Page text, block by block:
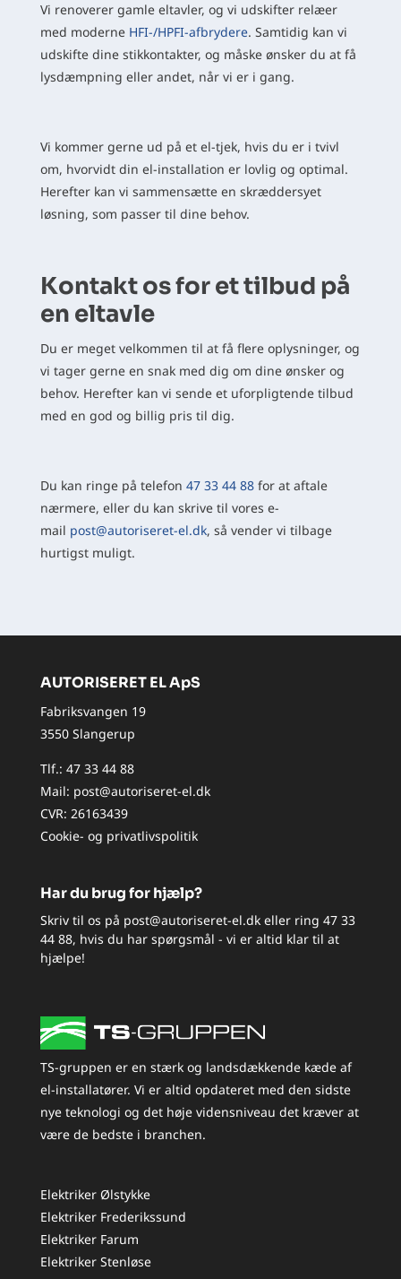
Vi renoverer gamle eltavler, og vi udskifter relæer
med moderne HFI-/HPFI-afbrydere. Samtidig kan vi
udskifte dine stikkontakter, og måske ønsker du at få
lysdæmpning eller andet, når vi er i gang.
Vi kommer gerne ud på et el-tjek, hvis du er i tvivl
om, hvorvidt din el-installation er lovlig og optimal.
Herefter kan vi sammensætte en skræddersyet
løsning, som passer til dine behov.
Kontakt os for et tilbud på
en eltavle
Du er meget velkommen til at få flere oplysninger, og
vi tager gerne en snak med dig om dine ønsker og
behov. Herefter kan vi sende et uforpligtende tilbud
med en god og billig pris til dig.
Du kan ringe på telefon 47 33 44 88for at aftale
nærmere, eller du kan skrive til vores e-
mail post@autoriseret-el.dk, så vender vi tilbage
hurtigst muligt.
AUTORISERET EL ApS
Fabriksvangen 19
3550 Slangerup
Tlf.: 47 33 44 88
Mail: post@autoriseret-el.dk
CVR: 26163439
Cookie- og privatlivspolitik
Har du brug for hjælp?
Skriv til os på post@autoriseret-el.dkeller ring 47 33
44 88, hvis du har spørgsmål - vi er altid klar til at
hjælpe!
TS-gruppen er en stærk og landsdækkende kæde af
el-installatører. Vi er altid opdateret med den sidste
nye teknologi og det høje vidensniveau det kræver at
være de bedste i branchen.
Elektriker Ølstykke
Elektriker Frederikssund
Elektriker Farum
Elektriker Stenløse